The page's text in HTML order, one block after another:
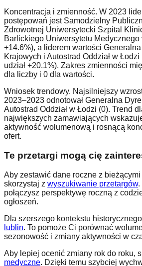
Koncentracja i zmienność. W 2023
postępowań jest Samodzielny
Zdrowotnej Uniwersytecki Szpital
Barlickiego Uniwersytetu Medycznego
+14.6%), a liderem wartości
Krajowych i Autostrad Oddział w
udział +20.1%). Zakres zmienności
dla liczby i 0 dla wartości.
Wniosek trendowy. Najsilniejszy
2023–2023 odnotował Generalna
Autostrad Oddział w Łodzi (0). Trend
największych zamawiających
aktywność wolumenową i rosnącą
ofert.
Te przetargi mogą cię
Aby zestawić dane roczne z bieżącymi
skorzystaj z wyszukiwanie przetargów.
połączysz perspektywę roczną z
ogłoszeń.
Dla szerszego kontekstu
lublin. To pomoże Ci porównać
sezonowość i zmiany aktywności w
Aby lepiej ocenić zmiany rok do roku,
medyczne. Dzięki temu szybciej